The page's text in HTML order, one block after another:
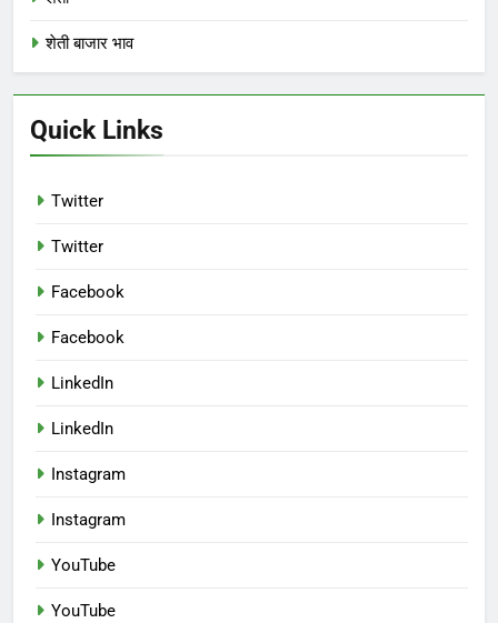
शेती बाजार भाव
Quick Links
Twitter
Twitter
Facebook
Facebook
LinkedIn
LinkedIn
Instagram
Instagram
YouTube
YouTube